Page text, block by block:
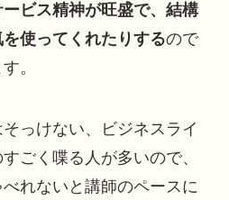
ビス精神が旺盛で、結構
使ってくれたりするので
。
っけない、ビジネスライ
ごく喋る人が多いので、
れないと講師のペースに